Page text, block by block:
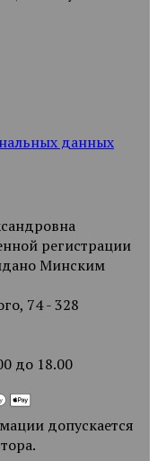
данных
регистрации
Минским
74 - 328
до 18.00
допускается